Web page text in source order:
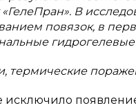
В
повязок, в
гидрогелевые
термические
исключило